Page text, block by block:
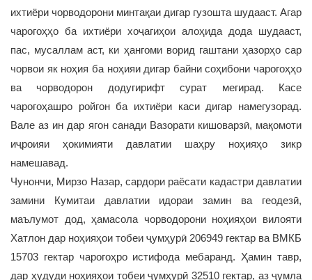
ихтиёри чорводорони минтақаи дигар гузошта шудааст. Агар
чарогоҳҳо ба ихтиёри хоҷагиҳои алоҳида дода шудааст,
пас, мусаллам аст, ки ҳангоми ворид гаштани ҳазорҳо сар
чорвои як ноҳия ба ноҳияи дигар байни соҳибони чарогоҳҳо
ва чорводорон додугирифт сурат мегирад. Касе
чарогоҳашро ройгон ба ихтиёри каси дигар намегузорад.
Вале аз ин дар ягон санади Вазорати кишоварзӣ, мақомоти
иҷроияи ҳокимияти давлатии шаҳру ноҳияҳо зикр
намешавад.
Чунончи, Мирзо Назар, сардори раёсати кадастри давлатии
замини Кумитаи давлатии идораи замин ва геодезӣ,
маълумот дод, ҳамасола чорводорони ноҳияҳои вилояти
Хатлон дар ноҳияҳои тобеи ҷумҳурӣ 206949 гектар ва ВМКБ
15703 гектар чарогоҳро истифода мебаранд. Ҳамин тавр,
дар ҳудуди ноҳияҳои тобеи ҷумҳурӣ 32510 гектар, аз ҷумла